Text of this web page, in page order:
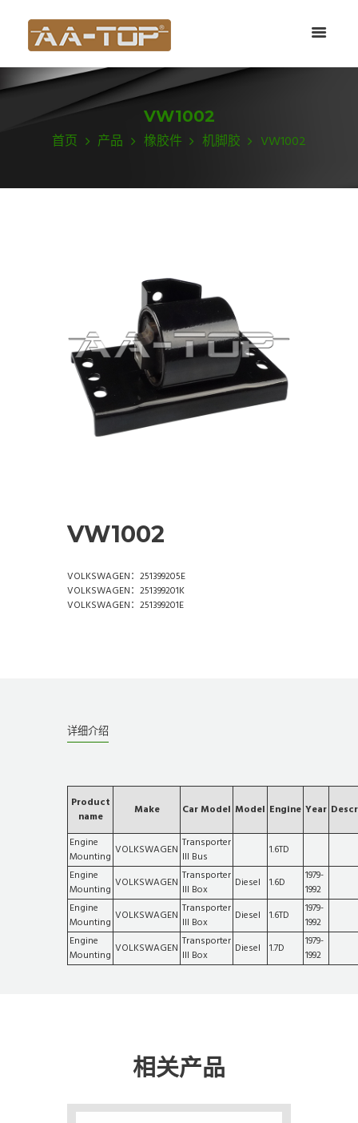
VW1002
首页 产品 橡胶件 机脚胶 VW1002
VW1002
VOLKSWAGEN：251399205E
VOLKSWAGEN：251399201K
VOLKSWAGEN：251399201E
详细介绍
Product
name
Make Car Model Model Engine Year
Engine
Mounting VOLKSWAGEN Transporter
III Bus
1.6TD
Engine
Mounting VOLKSWAGEN Transporter
III Box
Diesel 1.6D
1979-
1992
Engine
Mounting VOLKSWAGEN Transporter
III Box
Diesel 1.6TD
1979-
1992
Engine
Mounting VOLKSWAGEN Transporter
III Box
Diesel 1.7D
1979-
1992
相关产品